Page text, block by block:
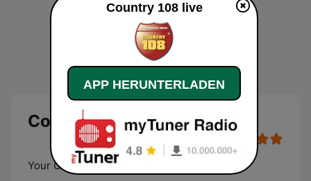
Country 108 Live
Your Country Music
Country 108 live
APP HERUNTERLADEN